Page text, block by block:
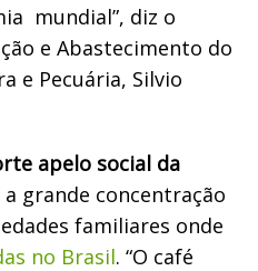
mundial”, diz o
e Abastecimento do
e Pecuária, Silvio
apelo social da
grande concentração
familiares onde
no Brasil. “O café